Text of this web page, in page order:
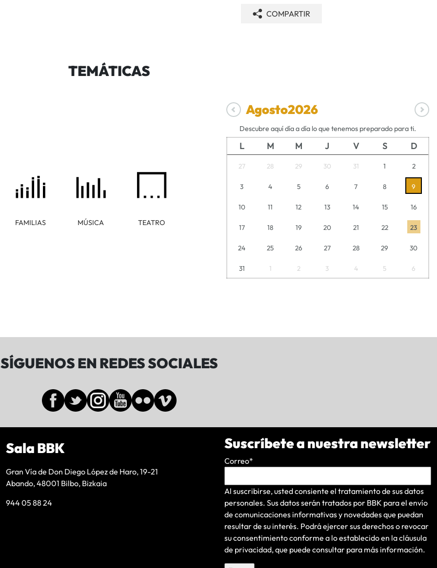
COMPARTIR
TEMÁTICAS
FAMILIAS MÚSICA TEATRO
Agosto2026
Descubre aquí día a día lo que tenemos preparado para ti.
L M M J V S D
27 28 29 30 31 1 2
3 4 5 6 7 8 9
10 11 12 13 14 15 16
17 18 19 20 21 22 23
24 25 26 27 28 29 30
31 1 2 3 4 5 6
SÍGUENOS EN REDES SOCIALES
Sala BBK
Gran Vía de Don Diego López de Haro, 19-21
Abando, 48001 Bilbo, Bizkaia
944 05 88 24
Suscríbete a nuestra newsletter
Correo*
Al suscribirse, usted consiente el tratamiento de sus datos
personales. Sus datos serán tratados por BBK para el envío
de comunicaciones informativas y novedades que puedan
resultar de su interés. Podrá ejercer sus derechos o revocar
su consentimiento conforme a lo establecido en lacláusula
de privacidad, que puede consultar para más información.